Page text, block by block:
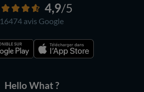
4,9/5
16474 avis Google
Hello What ?